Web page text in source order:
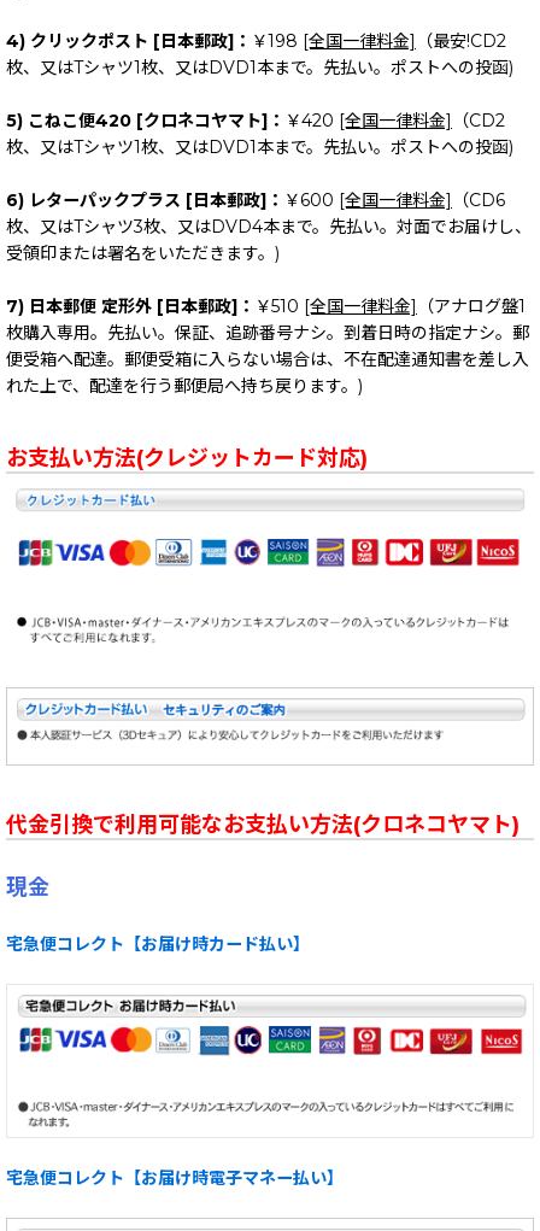
4) クリックポスト [日本郵政]： ￥198 [全国一律料金]
（最安!CD2
枚、又はTシャツ1枚、又はDVD1本まで。先払い。ポストへの投函)
5) こねこ便420 [クロネコヤマト]： ￥420 [全国一律料金]
（CD2
枚、又はTシャツ1枚、又はDVD1本まで。先払い。ポストへの投函)
6) レターパックプラス [日本郵政]： ￥600 [全国一律料金]
（CD6
枚、又はTシャツ3枚、又はDVD4本まで。先払い。対面でお届けし、
受領印または署名をいただきます。)
7) 日本郵便 定形外 [日本郵政]： ￥510 [全国一律料金]
（アナログ盤1
枚購入専用。先払い。保証、追跡番号ナシ。到着日時の指定ナシ。郵
便受箱へ配達。郵便受箱に入らない場合は、不在配達通知書を差し入
れた上で、配達を行う郵便局へ持ち戻ります。)
お支払い方法(クレジットカード対応)
代金引換で利用可能なお支払い方法(クロネコヤマト)
現金
宅急便コレクト【お届け時カード払い】
宅急便コレクト【お届け時電子マネー払い】